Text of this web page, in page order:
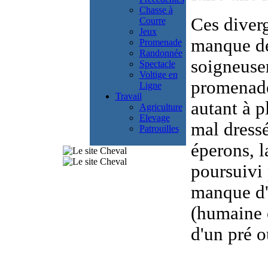
Chasse à
Courre
Jeux
Promenade
Randonnée
Spectacle
Voltige en
Ligne
Travail
Agriculture
Elevage
Patrouilles
Ces
manque
autant à
mal
éperons,
poursuivi
manque
d'un pré